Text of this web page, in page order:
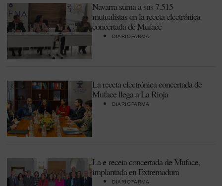
Navarra suma a sus 7.515
mutualistas en la receta electrónica
concertada de Muface
DIARIOFARMA
La receta electrónica concertada de
Muface llega a La Rioja
DIARIOFARMA
La e-receta concertada de Muface,
implantada en Extremadura
DIARIOFARMA